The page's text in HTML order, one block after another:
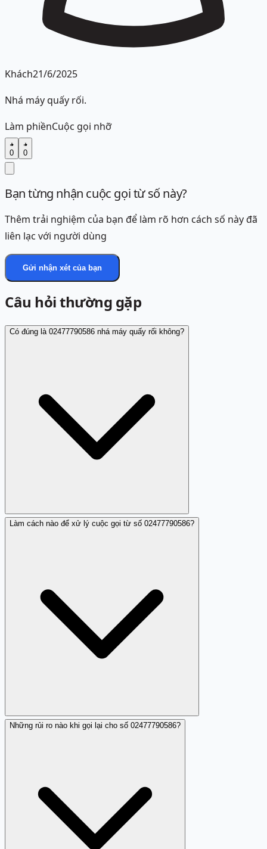
Khách21/6/2025
Nhá máy quấy rối.
Làm phiềnCuộc gọi nhỡ
0 0
Bạn từng nhận cuộc gọi từ số này?
Thêm trải nghiệm của bạn để làm rõ hơn cách số này đã
liên lạc với người dùng
Gửi nhận xét của bạn
Câu hỏi thường gặp
Có đúng là 02477790586 nhá máy quấy rối không?
Đúng vậy, theo các báo cáo từ người dùng, số
Làm cách nào để xử lý cuộc gọi từ số 02477790586?
Bạn nên tránh nhận cuộc gọi từ số này và không trả lời
Những rủi ro nào khi gọi lại cho số 02477790586?